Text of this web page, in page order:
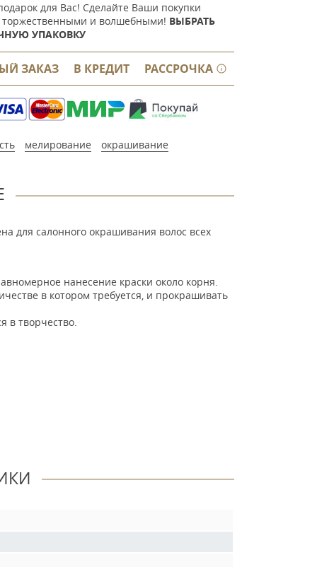
для Вас! Сделайте Ваши покупки
торжественными и волшебными! ВЫБРАТЬ
УПАКОВКУ
ЗАКАЗ В КРЕДИТ РАССРОЧКА
мелирование окрашивание
для салонного окрашивания волос всех
нанесение краски около корня.
в котором требуется, и прокрашивать
в творчество.